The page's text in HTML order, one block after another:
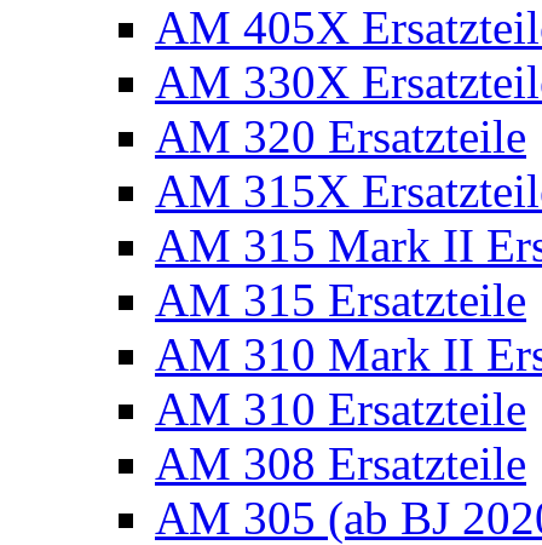
AM 405X
AM 330X
AM 320 Ersatzteile
AM 315X
AM 315 Mark II
AM 315 Ersatzteile
AM 310 Mark II
AM 310 Ersatzteile
AM 308 Ersatzteile
AM 305 (ab BJ